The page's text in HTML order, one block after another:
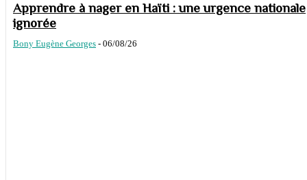
Apprendre à nager en Haïti : une urgence nationale
ignorée
Bony Eugène Georges - 06/08/26